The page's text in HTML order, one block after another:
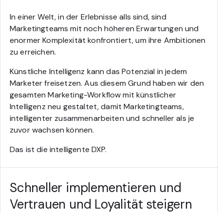
In einer Welt, in der Erlebnisse alls sind, sind
Marketingteams mit noch höheren Erwartungen und
enormer Komplexität konfrontiert, um ihre Ambitionen
zu erreichen.
Künstliche Intelligenz kann das Potenzial in jedem
Marketer freisetzen. Aus diesem Grund haben wir den
gesamten Marketing-Workflow mit künstlicher
Intelligenz neu gestaltet, damit Marketingteams,
intelligenter zusammenarbeiten und schneller als je
zuvor wachsen können.
Das ist die intelligente DXP.
Schneller implementieren und
Vertrauen und Loyalität steigern